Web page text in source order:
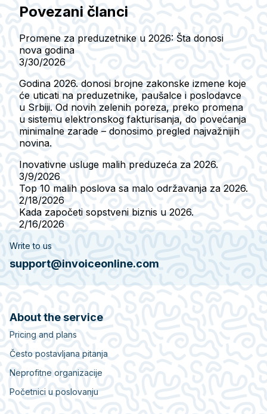
Povezani članci
Promene za preduzetnike u 2026: Šta donosi
nova godina
3/30/2026
Godina 2026. donosi brojne zakonske izmene koje
će uticati na preduzetnike, paušalce i poslodavce
u Srbiji. Od novih zelenih poreza, preko promena
u sistemu elektronskog fakturisanja, do povećanja
minimalne zarade – donosimo pregled najvažnijih
novina.
Inovativne usluge malih preduzeća za 2026.
3/9/2026
Top 10 malih poslova sa malo održavanja za 2026.
2/18/2026
Kada započeti sopstveni biznis u 2026.
2/16/2026
Write to us
support@invoiceonline.com
About the service
Pricing and plans
Često postavljana pitanja
Neprofitne organizacije
Početnici u poslovanju